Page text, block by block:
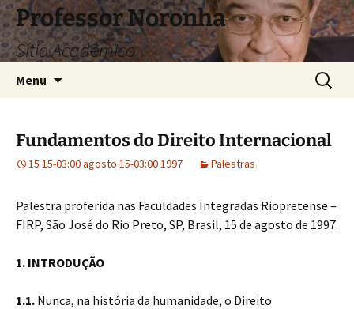
Pular
para
o
conteúdo
Professor Noronha
Sítio Acadêmico
Menu
por:
Fundamentos do Direito Internacional
15 15-03:00 agosto 15-03:00 1997 Palestras
Palestra proferida nas Faculdades Integradas Riopretense –
FIRP, São José do Rio Preto, SP, Brasil, 15 de agosto de 1997.
1. INTRODUÇÃO
1.1. Nunca, na história da humanidade, o Direito